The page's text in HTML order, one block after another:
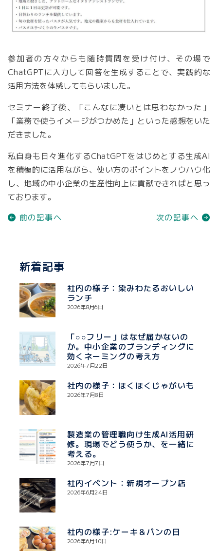
参加者の方々からも随時質問を受け付け、その場で
ChatGPTに入力して回答を生成することで、実践的な
活用方法を体感してもらいました。
セミナー終了後、「こんなに凄いとは思わなかった」
「業務で使うイメージがつかめた」といった感想をいた
だきました。
私自身も日々進化するChatGPTをはじめとする生成AI
を積極的に活用ながら、使い方のポイントをノウハウ化
し、地域の中小企業の生産性向上に貢献できればと思っ
ております。
前の記事へ
次の記事へ
新着記事
社内の様子：染みわたるおいしい
ランチ
2026年8月6日
「○○フリー」はなぜ届かないの
か。中小企業のブランディングに
効くネーミングの考え方
2026年7月22日
社内の様子：ほくほくじゃがいも
2026年7月8日
製造業の管理職向け生成AI活用研
修。現場でどう使うか、を一緒に
考える。
2026年7月7日
社内イベント：新規オープン店
2026年6月24日
社内の様子:ケーキ＆パンの日
2026年6月10日